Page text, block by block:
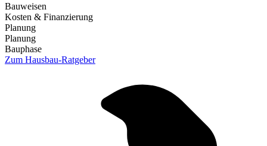
Bauweisen
Kosten & Finanzierung
Planung
Planung
Bauphase
Zum Hausbau-Ratgeber